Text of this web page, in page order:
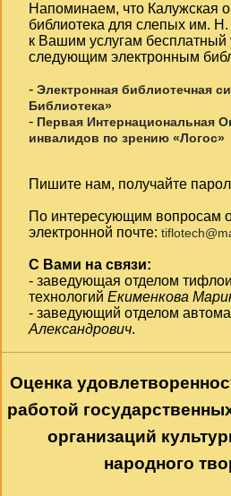
Напоминаем, что Калужская
библиотека для слепых им. Н.
к Вашим услугам бесплатный
следующим электронным
- Электронная библиотечная
Библиотека»
- Первая Интернациональная
инвалидов по зрению «Логос»
Пишите нам, получайте
По интересующим вопросам
электронной почте:
С Вами на связи:
- заведующая отделом
технологий Екименкова
- заведующий отделом
Александрович.
Оценка
работой
организаций
народного